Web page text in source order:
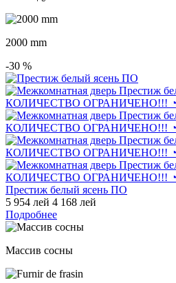
2000 mm
-30 %
Престиж белый ясень ПО
5 954 лей 4 168 лей
Подробнее
Массив сосны